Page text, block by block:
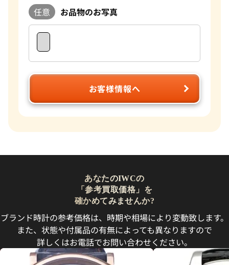
任意 お品物のお写真
お客様情報へ
あなたのIWCの
「参考買取価格」を
確かめてみませんか?
ブランド時計の参考価格は、時期や相場により変動致します。
また、状態や付属品の有無によっても異なりますので
詳しくはお電話でお問い合わせください。